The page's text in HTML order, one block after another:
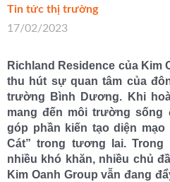
Tin tức thị trường/
17/02/2023
Richland Residence của Kim
thu hút sự quan tâm của
trường Bình Dương. Khi
mang đến môi trường
góp phần kiến tạo diện
Cát” trong tương lai. Trong
nhiều khó khăn, nhiều chủ
Kim Oanh Group vẫnđang